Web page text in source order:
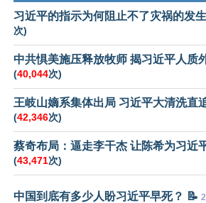
习近平的指示为何阻止不了灾祸的发
次)
中共惧美施压释放牧师 揭习近平人质
(40,044次)
王岐山嫡系集体出局 习近平大清洗直
(42,346次)
蔡奇布局：逼走李干杰 让陈希为习近
(43,471次)
中国到底有多少人盼习近平早死？ 📝